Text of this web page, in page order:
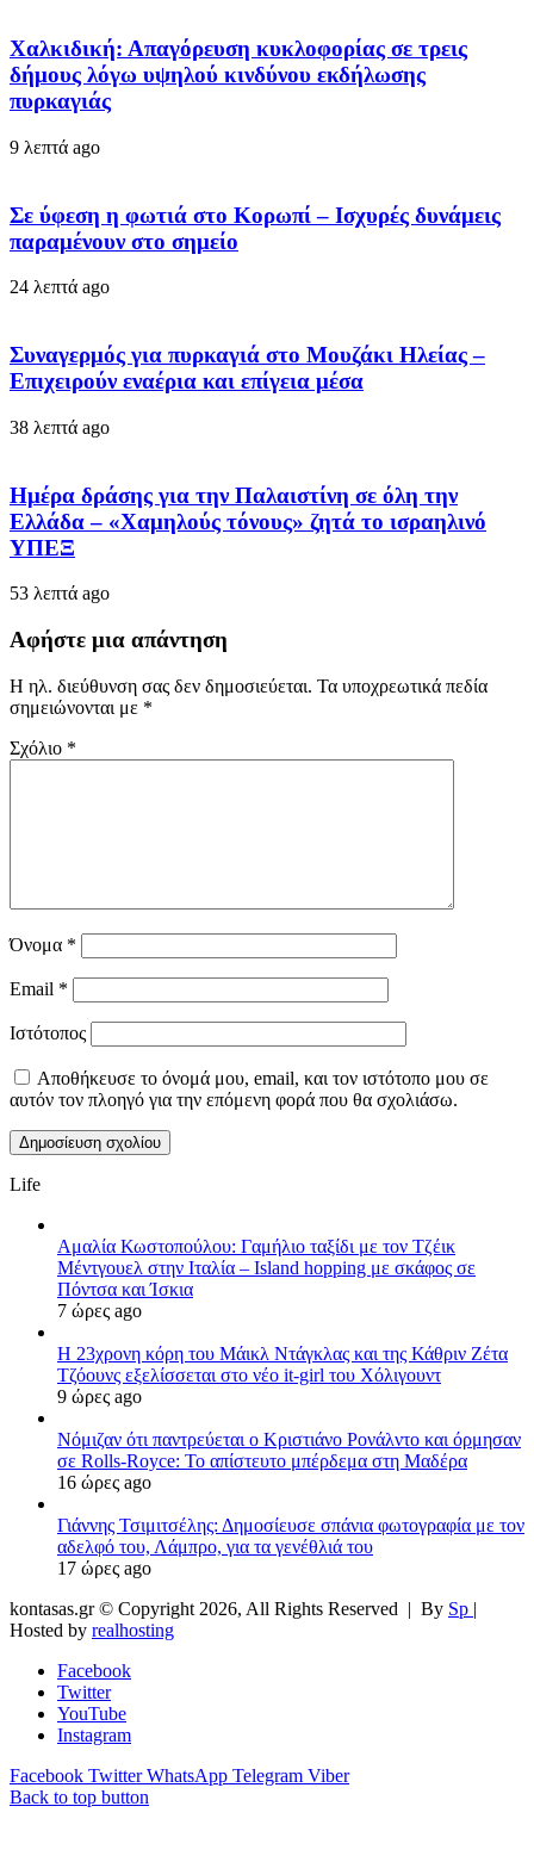
Χαλκιδική: Απαγόρευση κυκλοφορίας σε τρεις
δήμους λόγω υψηλού κινδύνου εκδήλωσης
πυρκαγιάς
9 λεπτά ago
Σε ύφεση η φωτιά στο Κορωπί – Ισχυρές δυνάμεις
παραμένουν στο σημείο
24 λεπτά ago
Συναγερμός για πυρκαγιά στο Μουζάκι Ηλείας –
Επιχειρούν εναέρια και επίγεια μέσα
38 λεπτά ago
Ημέρα δράσης για την Παλαιστίνη σε όλη την
Ελλάδα – «Χαμηλούς τόνους» ζητά το ισραηλινό
ΥΠΕΞ
53 λεπτά ago
Αφήστε μια απάντηση
Η ηλ. διεύθυνση σας δεν δημοσιεύεται. Τα υποχρεωτικά πεδία
σημειώνονται με *
Σχόλιο *
Όνομα *
Email *
Ιστότοπος
Αποθήκευσε το όνομά μου, email, και τον ιστότοπο μου σε
αυτόν τον πλοηγό για την επόμενη φορά που θα σχολιάσω.
Life
Αμαλία Κωστοπούλου: Γαμήλιο ταξίδι με τον Τζέικ
Μέντγουελ στην Ιταλία – Island hopping με σκάφος σε
Πόντσα και Ίσκια
7 ώρες ago
Η 23χρονη κόρη τoυ Μάικλ Ντάγκλας και της Κάθριν Ζέτα
Τζόουνς εξελίσσεται στο νέο it-girl του Χόλιγουντ
9 ώρες ago
Νόμιζαν ότι παντρεύεται ο Κριστιάνο Ρονάλντο και όρμησαν
σε Rolls-Royce: Το απίστευτο μπέρδεμα στη Μαδέρα
16 ώρες ago
Γιάννης Τσιμιτσέλης: Δημοσίευσε σπάνια φωτογραφία με τον
αδελφό του, Λάμπρο, για τα γενέθλιά του
17 ώρες ago
kontasas.gr © Copyright 2026, All Rights Reserved | By Sp |
Hosted by realhosting
Facebook
Twitter
YouTube
Instagram
Facebook Twitter WhatsApp Telegram Viber
Back to top button